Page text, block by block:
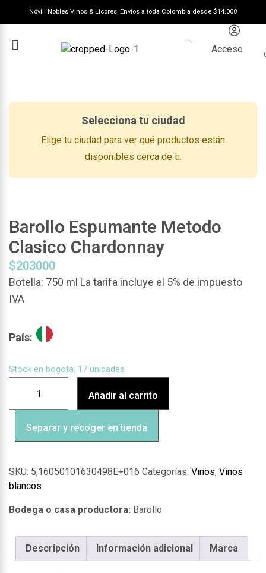
Nóvili Nobles Vinos & Licores, Envíos a toda Colombia desde $14.000
Acceso
Selecciona tu ciudad
Elige tu ciudad para ver qué productos están
disponibles cerca de ti.
Barollo Espumante Metodo
Clasico Chardonnay
$203000
Botella: 750 ml La tarifa incluye el 5% de impuesto
IVA
País:
Stock en bogota: 17 unidades
Añadir al carrito
Separar y recoger en tienda
SKU: 5,16050101630498E+016 Categorías: Vinos, Vinos
blancos
Barollo
Descripción Información adicional Marca